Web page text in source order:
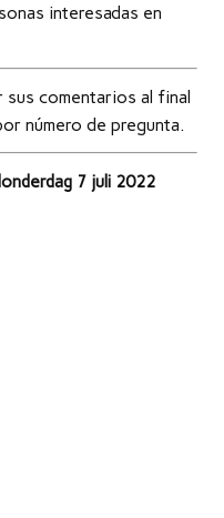
interesadas en
comentarios al final
número de pregunta.
7 juli 2022